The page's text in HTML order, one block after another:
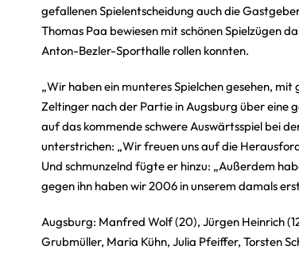
gefallenen Spielentscheidung auch die
Thomas Paa bewiesen mit schönen Spielzügen
Anton-Bezler-Sporthalle rollen konnten.
„Wir haben ein munteres Spielchen gesehen,
Zeltinger nach der Partie in Augsburg über eine
auf das kommende schwere Auswärtsspiel bei
unterstrichen: „Wir freuen uns auf die
Und schmunzelnd fügte er hinzu: „Außerdem
gegen ihn haben wir 2006 in unserem damals
Augsburg: Manfred Wolf (20), Jürgen Heinrich
Grubmüller, Maria Kühn, Julia Pfeiffer, Torsten